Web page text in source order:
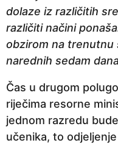
dolaze iz različitih
različiti načini
obzirom na trenutnu
narednih sedam
Čas u drugom
riječima resorne
jednom razredu
učenika, to